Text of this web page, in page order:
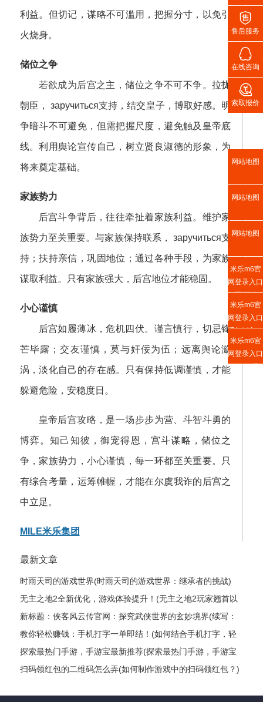
利益。但切记，谋略不可滥用，把握分寸，以免引
火烧身。
储位之争
若欲成为后宫之主，储位之争不可不争。拉拢
朝臣， заручиться支持，结交皇子，博取好感。明
争暗斗不可避免，但需把握尺度，避免触及皇帝底
线。利用舆论宣传自己，树立贤良淑德的形象，为
将来奠定基础。
家族势力
后宫斗争背后，往往牵扯着家族利益。维护家
族势力至关重要。与家族保持联系， заручиться支
持；扶持亲信，巩固地位；通过各种手段，为家族
谋取利益。只有家族强大，后宫地位才能稳固。
小心谨慎
后宫如履薄冰，危机四伏。谨言慎行，切忌锋
芒毕露；交友谨慎，莫与奸佞为伍；远离舆论漩
涡，淡化自己的存在感。只有保持低调谨慎，才能
躲避危险，安稳度日。
皇帝后宫攻略，是一场步步为营、斗智斗勇的
博弈。知己知彼，御宠得恩，宫斗谋略，储位之
争，家族势力，小心谨慎，每一环都至关重要。只
有综合考量，运筹帷幄，才能在尔虞我诈的后宫之
中立足。
MILE米乐集团
最新文章
时雨天司的游戏世界(时雨天司的游戏世界：继承者的挑战)
无主之地2全新优化，游戏体验提升！(无主之地2玩家翘首以
盼的全新升级，游戏体验获得飞跃式优化！)
新标题：侠客风云传官网：探究武侠世界的玄妙境界(续写：
侠客风云传官网——揭秘武侠世界的神秘奥妙)
教你轻松赚钱：手机打字一单即结！(如何结合手机打字，轻
松实现赚钱？)
探索最热门手游，手游宝最新推荐(探索最热门手游，手游宝
最新推荐——最全手游推荐指南)
扫码领红包的二维码怎么弄(如何制作游戏中的扫码领红包？)

售后服务

在线咨询

索取报价
网站地图
网站地图
网站地图
米乐m6官
网登录入口
网页版
米乐m6官
网登录入口
手机版入口
米乐m6官
网登录入口
APP下载